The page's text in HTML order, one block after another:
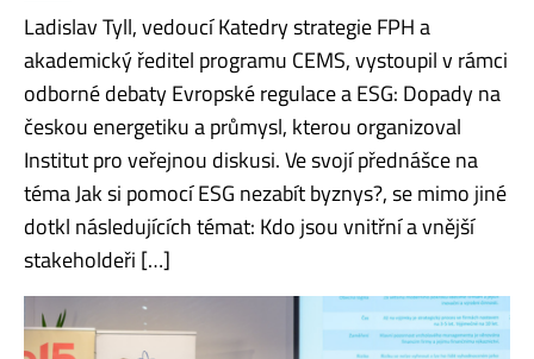
Ladislav Tyll, vedoucí Katedry strategie FPH a
akademický ředitel programu CEMS, vystoupil v rámci
odborné debaty Evropské regulace a ESG: Dopady na
českou energetiku a průmysl, kterou organizoval
Institut pro veřejnou diskusi. Ve svojí přednášce na
téma Jak si pomocí ESG nezabít byznys?, se mimo jiné
dotkl následujících témat: Kdo jsou vnitřní a vnější
stakeholdeři […]